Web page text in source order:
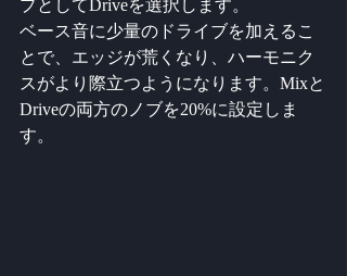
プとしてDriveを選択します。
ベース音に少量のドライブを加えるこ
とで、エッジが荒くなり、ハーモニク
スがより際立つようになります。Mixと
Driveの両方のノブを20%に設定しま
す。